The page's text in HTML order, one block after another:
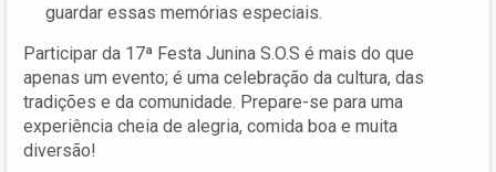
guardar essas memórias especiais.
Participar da 17ª Festa Junina S.O.S é mais do que
apenas um evento; é uma celebração da cultura, das
tradições e da comunidade. Prepare-se para uma
experiência cheia de alegria, comida boa e muita
diversão!